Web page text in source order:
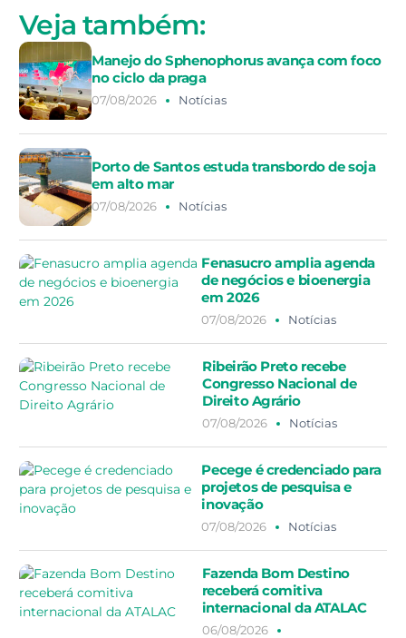
Veja também:
Manejo do Sphenophorus avança com foco
no ciclo da praga
07/08/2026 Notícias
Porto de Santos estuda transbordo de soja
em alto mar
07/08/2026 Notícias
Fenasucro amplia agenda
de negócios e bioenergia
em 2026
07/08/2026 Notícias
Ribeirão Preto recebe
Congresso Nacional de
Direito Agrário
07/08/2026 Notícias
Pecege é credenciado para
projetos de pesquisa e
inovação
07/08/2026 Notícias
Fazenda Bom Destino
receberá comitiva
internacional da ATALAC
06/08/2026